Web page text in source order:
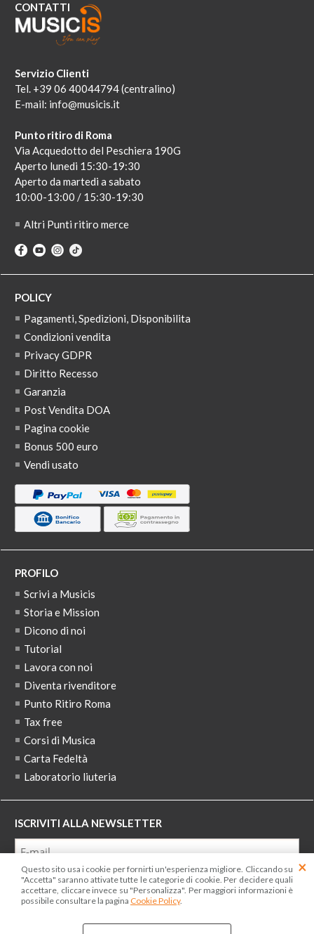
Questo sito usa i cookie per fornirti un'esperienza migliore. Cliccando su
"Accetta" saranno attivate tutte le categorie di cookie. Per decidere quali
accettare, cliccare invece su "Personalizza". Per maggiori informazioni è
possibile consultare la pagina Cookie Policy.
CONTATTI
Servizio Clienti
Tel. +39 06 40044794 (centralino)
E-mail: info@musicis.it
Punto ritiro di Roma
Via Acquedotto del Peschiera 190G
Aperto lunedi 15:30-19:30
Aperto da martedi a sabato
10:00-13:00 / 15:30-19:30
Altri Punti ritiro merce
POLICY
Pagamenti, Spedizioni, Disponibilita
Condizioni vendita
Privacy GDPR
Diritto Recesso
Garanzia
Post Vendita DOA
Pagina cookie
Bonus 500 euro
Vendi usato
PROFILO
Scrivi a Musicis
Storia e Mission
Dicono di noi
Tutorial
Lavora con noi
Diventa rivenditore
Punto Ritiro Roma
Tax free
Corsi di Musica
Carta Fedeltà
Laboratorio liuteria
ISCRIVITI ALLA NEWSLETTER
Ho letto ed accetto le condizioni dell'informativa privacy